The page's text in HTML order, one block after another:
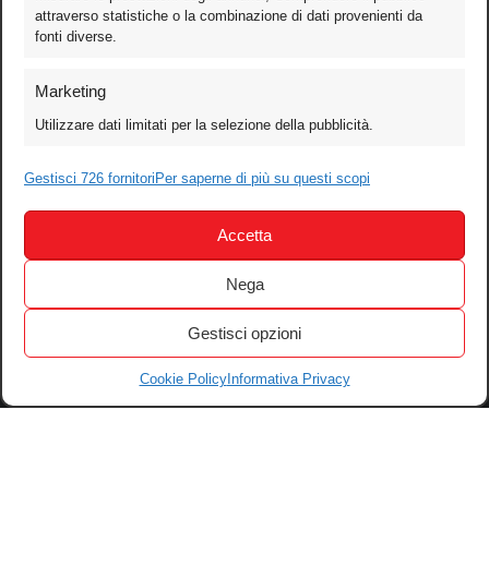
attraverso statistiche o la combinazione di dati provenienti da
fonti diverse.
Marketing
Utilizzare dati limitati per la selezione della pubblicità.
Gestisci 726 fornitori Per saperne di più su questi scopi
Accetta
Nega
Gestisci opzioni
Cookie PolicyInformativa Privacy
Games
Test
Audio
Festival & Concorsi
Iscriviti alla newsletter